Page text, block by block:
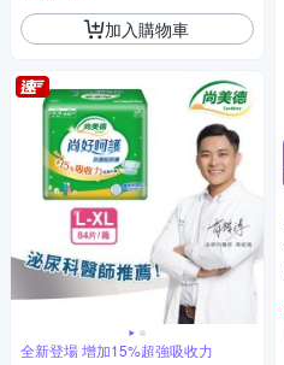
加入購物車
全新登場 增加15%超強吸收力